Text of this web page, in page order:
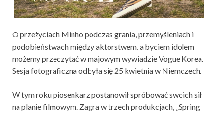
O przeżyciach Minho podczas grania, przemyśleniach i
podobieństwach między aktorstwem, a byciem idolem
możemy przeczytać w majowym wywiadzie Vogue Korea.
Sesja fotograficzna odbyła się 25 kwietnia w Niemczech.
W tym roku piosenkarz postanowił spróbować swoich sił
na planie filmowym. Zagra w trzech produkcjach, „Spring